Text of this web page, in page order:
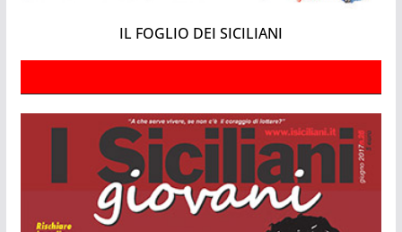
IL FOGLIO DEI SICILIANI